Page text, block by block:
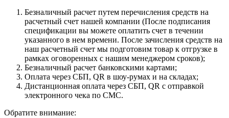
Безналичный расчет путем перечисления средств на
расчетный счет нашей компании (После подписания
спецификации вы можете оплатить счет в течении
указанного в нем времени. После зачисления средств на
наш расчетный счет мы подготовим товар к отгрузке в
рамках оговоренных с нашим менеджером сроков);
Безналичный расчет банковскими картами;
Оплата через СБП, QR в шоу-румах и на складах;
Дистанционная оплата через СБП, QR с отправкой
электронного чека по СМС.
Обратите внимание: